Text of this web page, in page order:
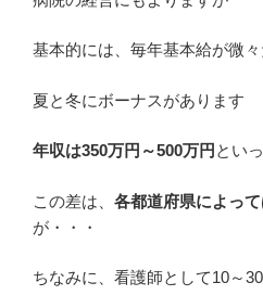
基本的には、毎年基本給が微
夏と冬にボーナスがあります
年収は350万円～500万円 とい
この差は、 各都道府県によっ
が・・・
ちなみに、看護師として10～